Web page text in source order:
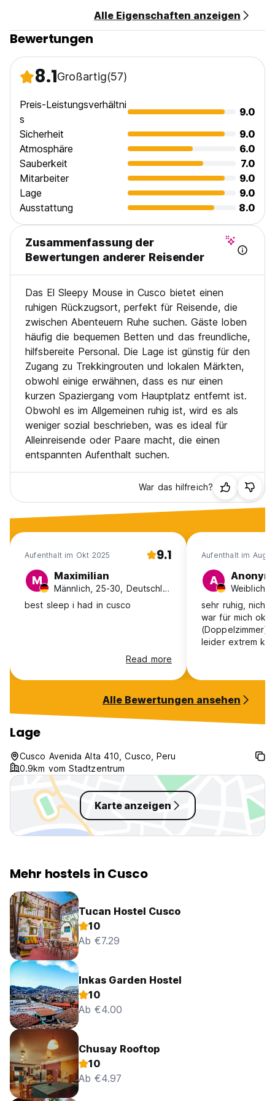
Alle Eigenschaften anzeigen
Bewertungen
8.1Großartig(57)
Preis-Leistungsverhältni
s
9.0
Sicherheit
9.0
Atmosphäre
6.0
Sauberkeit
7.0
Mitarbeiter
9.0
Lage
9.0
Ausstattung
8.0
Zusammenfassung der
Bewertungen anderer Reisender
Das El Sleepy Mouse in Cusco bietet einen
ruhigen Rückzugsort, perfekt für Reisende, die
zwischen Abenteuern Ruhe suchen. Gäste loben
häufig die bequemen Betten und das freundliche,
hilfsbereite Personal. Die Lage ist günstig für den
Zugang zu Trekkingrouten und lokalen Märkten,
obwohl einige erwähnen, dass es nur einen
kurzen Spaziergang vom Hauptplatz entfernt ist.
Obwohl es im Allgemeinen ruhig ist, wird es als
weniger sozial beschrieben, was es ideal für
Alleinreisende oder Paare macht, die einen
entspannten Aufenthalt suchen.
War das hilfreich?
Aufenthalt im Okt 2025 9.1
M Maximilian
Männlich, 25-30, Deutschland
best sleep i had in cusco
Read more
Aufenthalt im Aug
A Anonym
sehr ruhig, nicht
war für mich ok.
leider extrem
auch nochmal
Alle Bewertungen ansehen
Lage
Cusco Avenida Alta 410, Cusco, Peru
0.9km vom Stadtzentrum
Karte anzeigen
Mehr hostels in Cusco
Tucan Hostel Cusco
10
Ab €7.29
Inkas Garden Hostel
10
Ab €4.00
Chusay Rooftop
10
Ab €4.97